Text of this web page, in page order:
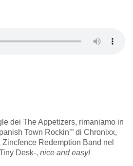
dei The Appetizers, rimaniamo in
Town Rockin’” di Chronixx,
Redemption Band nel
Desk-, nice and easy!